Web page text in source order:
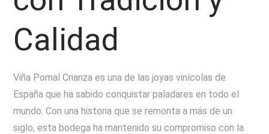
Calidad
Viña Pomal Crianza es una de las joyas vinícolas de
España que ha sabido conquistar paladares en todo el
mundo. Con una historia que se remonta a más de un
siglo, esta bodega ha mantenido su compromiso con la